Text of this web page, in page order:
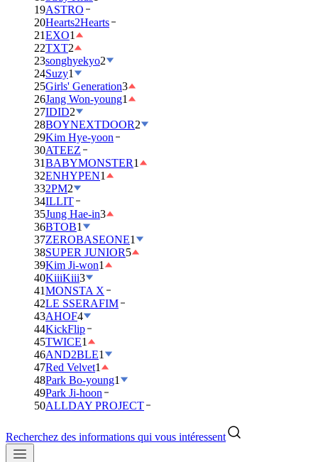
19ASTRO
20Hearts2Hearts
21EXO1
22TXT2
23songhyekyo2
24Suzy1
25Girls' Generation3
26Jang Won-young1
27IDID2
28BOYNEXTDOOR2
29Kim Hye-yoon
30ATEEZ
31BABYMONSTER1
32ENHYPEN1
332PM2
34ILLIT
35Jung Hae-in3
36BTOB1
37ZEROBASEONE1
38SUPER JUNIOR5
39Kim Ji-won1
40KiiiKiii3
41MONSTA X
42LE SSERAFIM
43AHOF4
44KickFlip
45TWICE1
46AND2BLE1
47Red Velvet1
48Park Bo-young1
49Park Ji-hoon
50ALLDAY PROJECT
Recherchez des informations qui vous intéressent